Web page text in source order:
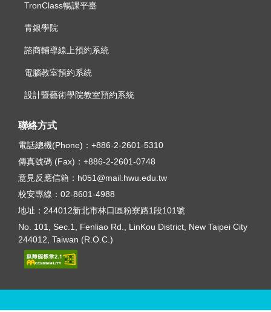
TronClass暢課平臺
青銀學院
諮商輔導線上預約系統
電腦教室預約系統
設計暨藝術學院教室預約系統
聯絡方式
電話總機(Phone)： +886-2-2601-5310
傳真號碼 (Fax)： +886-2-2601-0748
意見反應信箱： h051@mail.hwu.edu.tw
校安專線： 02-8601-4988
地址： 244012新北市林口區粉寮路1段101號
No. 101, Sec.1, Fenliao Rd., LinKou District, New Taipei City
244012, Taiwan (R.O.C.)